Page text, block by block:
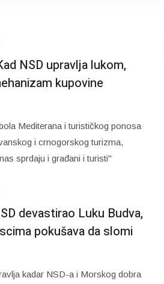
NSD upravlja lukom,
kupovine
Mediterana i turističkog ponosa
i crnogorskog turizma,
sprdaju i građani i turisti"
devastirao Luku Budva,
pokušava da slomi
kadar NSD-a i Morskog dobra